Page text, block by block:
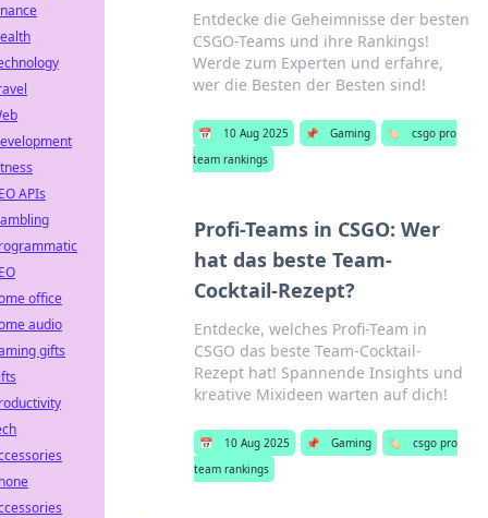
Entdecke die Geheimnisse der besten
CSGO-Teams und ihre Rankings!
Werde zum Experten und erfahre,
wer die Besten der Besten sind!
📅 10 Aug 2025 📌 Gaming 🏷️
csgo pro
team rankings
Profi-Teams in CSGO: Wer
hat das beste Team-
Cocktail-Rezept?
Entdecke, welches Profi-Team in
CSGO das beste Team-Cocktail-
Rezept hat! Spannende Insights und
kreative Mixideen warten auf dich!
📅 10 Aug 2025 📌 Gaming 🏷️
csgo pro
team rankings
APIs
office
audio
gifts